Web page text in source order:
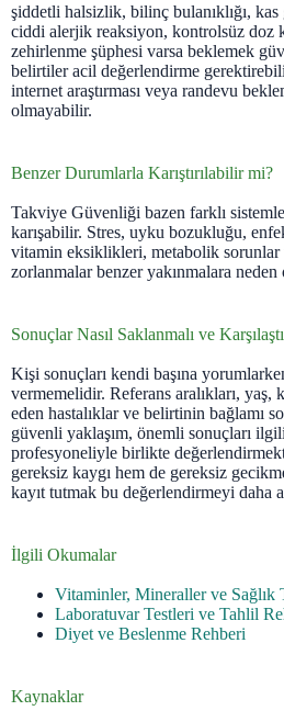
şiddetli halsizlik, bilinç bulanıklığı, kas
ciddi alerjik reaksiyon, kontrolsüz doz
zehirlenme şüphesi varsa beklemek
belirtiler acil değerlendirme
internet araştırması veya randevu
olmayabilir.
Benzer Durumlarla Karıştırılabilir mi?
Takviye Güvenliği bazen farklı
karışabilir. Stres, uyku bozukluğu,
vitamin eksiklikleri, metabolik sorunlar
zorlanmalar benzer yakınmalara neden
Sonuçlar Nasıl Saklanmalı ve
Kişi sonuçları kendi başına
vermemelidir. Referans aralıkları, yaş,
eden hastalıklar ve belirtinin bağlamı
güvenli yaklaşım, önemli sonuçları
profesyoneliyle birlikte
gereksiz kaygı hem de gereksiz
kayıt tutmak bu değerlendirmeyi daha
İlgili Okumalar
Vitaminler, Mineraller ve Sağlık
Laboratuvar Testleri ve Tahlil
Diyet ve Beslenme Rehberi
Kaynaklar